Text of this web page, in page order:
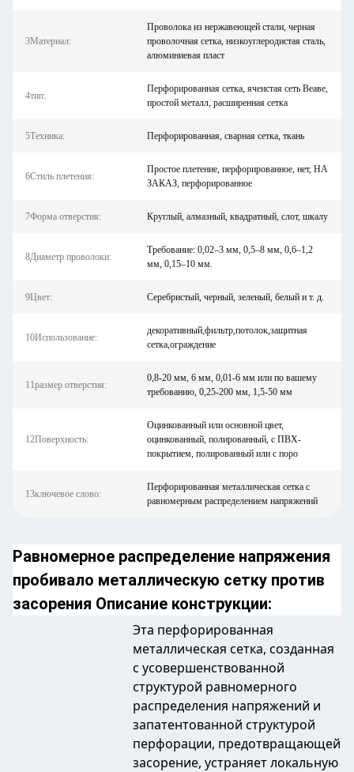
3Материал:
Проволока из нержавеющей стали, черная
проволочная сетка, низкоуглеродистая сталь,
алюминиевая пласт
4тип:
Перфорированная сетка, ячеистая сеть Веаве,
простой металл, расширенная сетка
5Техника: Перфорированная, сварная сетка, ткань
6Стиль плетения:
Простое плетение, перфорированное, нет, НА
ЗАКАЗ, перфорированное
7Форма отверстия: Круглый, алмазный, квадратный, слот, шкалу
8Диаметр проволоки:
Требование: 0,02–3 мм, 0,5–8 мм, 0,6–1,2
мм, 0,15–10 мм.
9Цвет: Серебристый, черный, зеленый, белый и т. д.
10Использование:
декоративный,фильтр,потолок,защитная
сетка,ограждение
11размер отверстия:
0,8-20 мм, 6 мм, 0,01-6 мм или по вашему
требованию, 0,25-200 мм, 1,5-50 мм
12Поверхность:
Оцинкованный или основной цвет,
оцинкованный, полированный, с ПВХ-
покрытием, полированный или с поро
13ключевое слово:
Перфорированная металлическая сетка с
равномерным распределением напряжений
Равномерное распределение напряжения
пробивало металлическую сетку против
засорения Описание конструкции:
Эта перфорированная
металлическая сетка, созданная
с усовершенствованной
структурой равномерного
распределения напряжений и
запатентованной структурой
перфорации, предотвращающей
засорение, устраняет локальную